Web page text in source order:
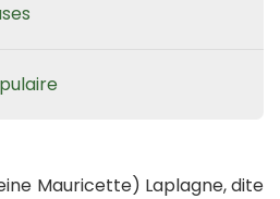
Mauricette) Laplagne, dite